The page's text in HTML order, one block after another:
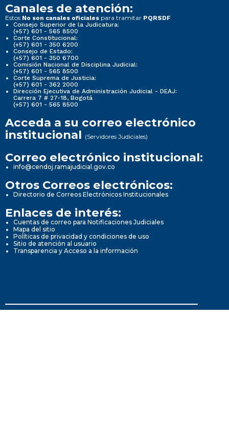
Canales de atención:
Estos No son canales oficiales para tramitar PQRSDF
Consejo Superior de la Judicatura:
(+57) 601 - 565 8500
Corte Constitucional:
(+57) 601 - 350 6200
Consejo de Estado:
(+57) 601 - 350 6700
Comisión Nacional de Disciplina Judicial:
(+57) 601 - 565 8500
Corte Suprema de Justicia:
(+57) 601 - 362 2000
Dirección Ejecutiva de Administración Judicial - DEAJ:
Carrera 7 # 27-18, Bogotá
(+57) 601 - 565 8500
Acceda a su correo electrónico
institucional (Servidores Judiciales)
Correo electrónico institucional:
info@cendoj.ramajudicial.gov.co
Otros Correos electrónicos:
Directorio de Correos Electrónicos Institucionales
Enlaces de interés:
Cuentas de correo para Notificaciones Judiciales
Mapa del sitio
Políticas de privacidad y condiciones de uso
Sitio de atención al usuario
Transparencia y Acceso a la información